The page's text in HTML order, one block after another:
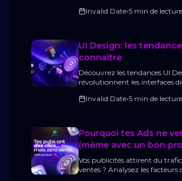
besoins très différents. Ce
d'utilisation (frontend,
Android, logiciels d'entreprise,
vous aide à choisir le langage
votre projet ou à votre
programmation.
Invalid Date•5 min de lecture
UI Design: les
connaître
Découvrez les tendances UI
révolutionnent les interfaces
interactives et intelligentes qui
Invalid Date•5 min de lecture
Pourquoi tes Ads ne
(même avec un bon
Vos publicités attirent du
ventes ? Analysez les facteurs